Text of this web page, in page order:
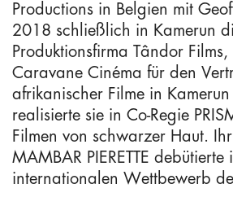
Productions in Belgien mit
2018 schließlich in Kamerun
Produktionsfirma Tândor
Caravane Cinéma für den
afrikanischer Filme in
realisierte sie in Co-Regie
Filmen von schwarzer Haut.
MAMBAR PIERETTE debütierte
internationalen Wettbewerb